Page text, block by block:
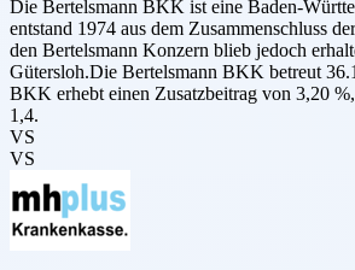
Die Bertelsmann BKK ist eine Baden-
entstand 1974 aus dem Zusammenschluss
den Bertelsmann Konzern blieb jedoch
Gütersloh.Die Bertelsmann BKK betreut
BKK erhebt einen Zusatzbeitrag von 3,20
1,4.
VS
VS